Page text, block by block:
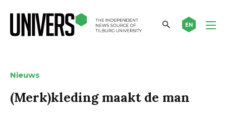
EN
Nieuws
(Merk)kleding maakt de man